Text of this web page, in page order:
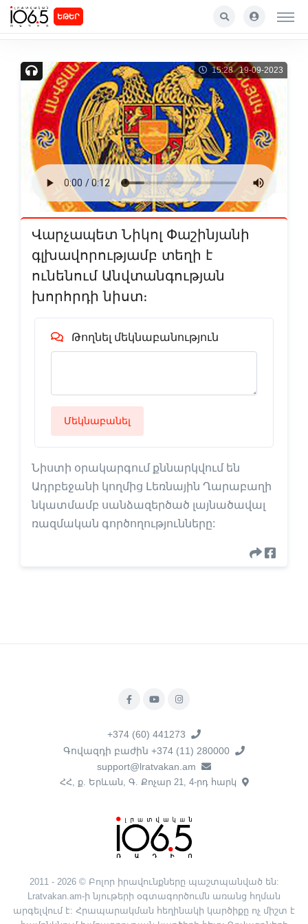
ԵԹԵՐ
15:28 19-09-2023
Վարչապետ Նիկոլ Փաշինյանի
գլխավորությամբ տեղի է
ունենում Անվտանգության
խորհրդի նիստ։
Թողնել մեկնաբանություն
Մեկնաբանել
Նիստի օրակարգում քննարկվում են
Ադրբեջանի կողմից Լեռնային Ղարաբաղի
նկատմամբ սանձազերծած լայնածավալ
ռազմական գործողությունները:
+374 (60) 441273
Գովազդի բաժին +374 (11) 280000
support@lratvakan.am
ՀՀ, ք. Երևան, Գ. Քոչար 21, 4-րդ հարկ
2011 - 2026 © Բոլոր իրավունքները պաշտպանված են:
Lratvakan.am-ի նյութերի օգտագործումն առանց հղման
արգելվում է: Հրապարակման հեղինակի կարծիքը ոչ միշտ է